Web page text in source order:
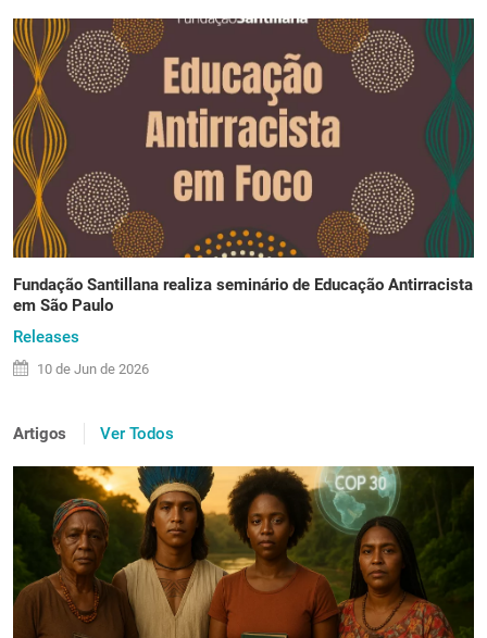
Fundação Santillana realiza seminário de Educação Antirracista
em São Paulo
Releases
10 de Jun de 2026
Artigos Ver Todos